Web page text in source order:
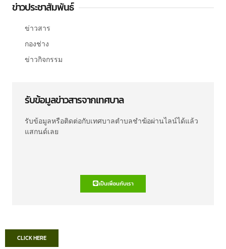
ข่าวประชาสัมพันธ์
ข่าวสาร
กองช่าง
ข่าวกิจกรรม
รับข้อมูลข่าวสารจากเทศบาล
รับข้อมูลหรือติดต่อกับเทศบาลตำบลชำฆ้อผ่านไลน์ได้แล้ว
แสกนด์เลย
เป็นเพื่อนกับเรา
CLICK HERE